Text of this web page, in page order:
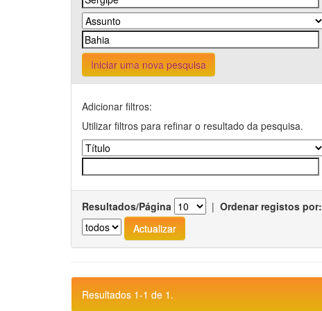
Iniciar uma nova pesquisa
Adicionar filtros:
Utilizar filtros para refinar o resultado da pesquisa.
Resultados/Página | Ordenar registos por:
Resultados 1-1 de 1.